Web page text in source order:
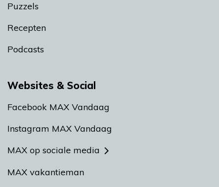
Puzzels
Recepten
Podcasts
Websites & Social
Facebook MAX Vandaag
Instagram MAX Vandaag
MAX op sociale media
MAX vakantieman